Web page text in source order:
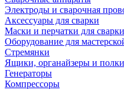
Электроды и сварочная
Аксессуары для сварки
Маски и перчатки для сварки
Оборудование для
Стремянки
Ящики, органайзеры и
Генераторы
Компрессоры